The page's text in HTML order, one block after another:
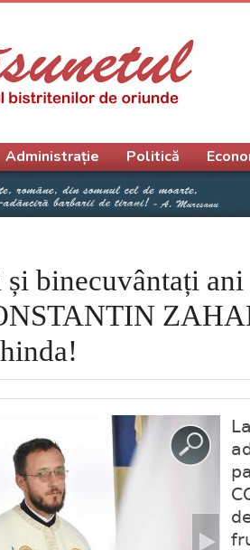
binecuvântați
Administrație Politică